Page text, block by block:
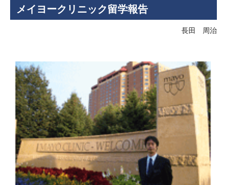
メイヨークリニック留学報告
長田 周治